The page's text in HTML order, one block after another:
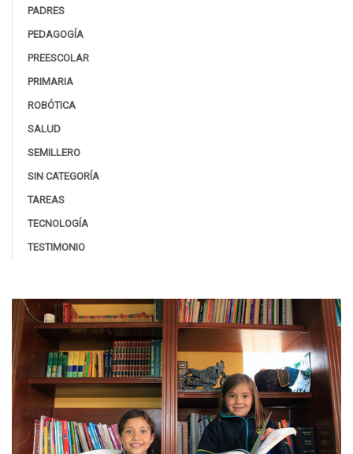
PADRES
PEDAGOGÍA
PREESCOLAR
PRIMARIA
ROBÓTICA
SALUD
SEMILLERO
SIN CATEGORÍA
TAREAS
TECNOLOGÍA
TESTIMONIO